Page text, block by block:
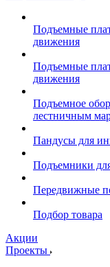
Подъемные
движения
Подъемные
движения
Подъемное
лестничным
Пандусы для
Подъемники
Передвижные
Подбор товара
Акции
Проекты